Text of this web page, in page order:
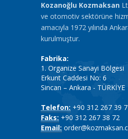
Kozanoğlu Kozmaksan
ve otomotiv sektörüne
amacıyla 1972 yılında
kurulmuştur.
Fabrika:
1. Organize Sanayi Bölgesi
Erkunt Caddesi No: 6
Sincan – Ankara - TÜRKİYE
Telefon: +90 312 267 39
Faks: +90 312 267 38 72
Email: